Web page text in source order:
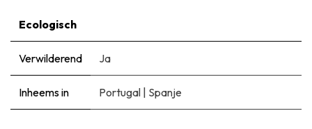
Ecologisch
Verwilderend Ja
Inheems in Portugal | Spanje